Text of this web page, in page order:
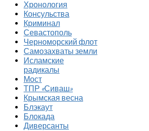
Хронология
Консульства
Криминал
Севастополь
Черноморский флот
Самозахваты земли
Исламские
радикалы
Мост
ТПР «Сиваш»
Крымская весна
Блэкаут
Блокада
Диверсанты